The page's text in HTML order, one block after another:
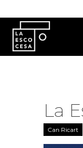
La
Can Ricart